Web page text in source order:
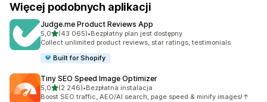
Więcej podobnych aplikacji
Judge.me Product Reviews App
5,0na 5 gwiazdek
(43 065)
Łączna liczba recenzji: 43065
•Bezpłatny plan jest dostępny
Collect unlimited product reviews, star ratings, testimonials
Built for Shopify
Tiny SEO Speed Image Optimizer
5,0na 5 gwiazdek
(2 246)
Łączna liczba recenzji: 2246
•Bezpłatna instalacja
Boost SEO traffic, AEO/AI search, page speed & minify images!↑